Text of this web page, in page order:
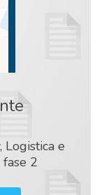
Logistica e
2